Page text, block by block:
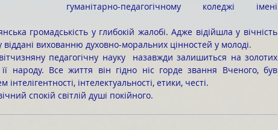
гуманітарно-педагогічному коледжі імені
віддані вихованню духовно-моральних цінностей у молоді.
народу. Все життя він гідно ніс горде звання Вченого, був
інтелектуальності, етики, честі.
спокій світлій душі покійного.